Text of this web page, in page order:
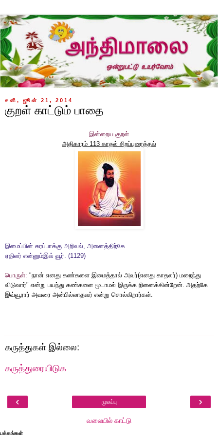
சனி, ஜூன் 21, 2014
குறள் காட்டும் பாதை
இன்றைய குறள்
அதிகாரம் 113 காதல் சிறப்புரைத்தல்
இமைப்பின் கரப்பாக்கு அறிவல்; அனைத்திற்கே
ஏதிலர் என்னும்இவ் வூர். (1129)
பொருள்: "நான் எனது கண்களை இமைத்தால் அவர்(எனது காதலர்) மறைந்து
விடுவார்" என்று பயந்து கண்களை மூடாமல் இருக்க நினைக்கின்றேன். அதற்கே
இவ்வூரார் அவரை அன்பில்லாதவர் என்று சொல்கிறார்கள்.
கருத்துகள் இல்லை:
கருத்துரையிடுக
‹ ›
முகப்பு
வலையில் காட்டு
பக்கங்கள்